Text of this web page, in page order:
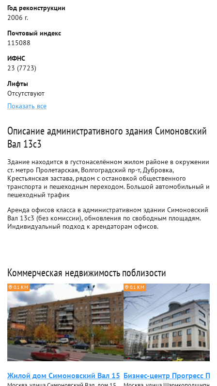
Год реконструкции
2006 г.
Почтовый индекс
115088
ИФНС
23 (7723)
Лифты
Отсутствуют
Показать все
Описание административного здания Симоновский
Вал 13с3
Здание находится в густонаселённом жилом районе в окружении
ст. метро Пролетарская, Волгоградский пр-т, Дубровка,
Крестьянская застава, рядом с остановкой общественного
транспорта и пешеходным переходом. Большой автомобильный и
пешеходный трафик
Аренда офисов класса в административном здании Симоновский
Вал 13с3 (без комиссии), обновления по свободным площадям.
Индивидуальный подход к арендаторам офисов.
Коммерческая недвижимость поблизости
0.1 КМ
Жилой дом Симоновский Вал 15
0.1 КМ
Бизнес-центр Прогресс